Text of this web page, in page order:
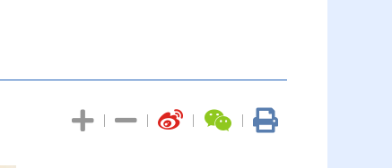
|
|
|
|